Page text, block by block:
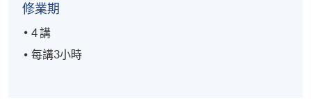
修業期
4 講
每講3小時